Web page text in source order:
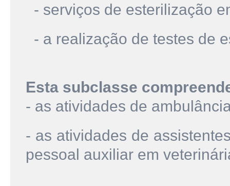
- serviços de esterilização
- a realização de testes de
Esta subclasse
- as atividades de
- as atividades de
pessoal auxiliar em